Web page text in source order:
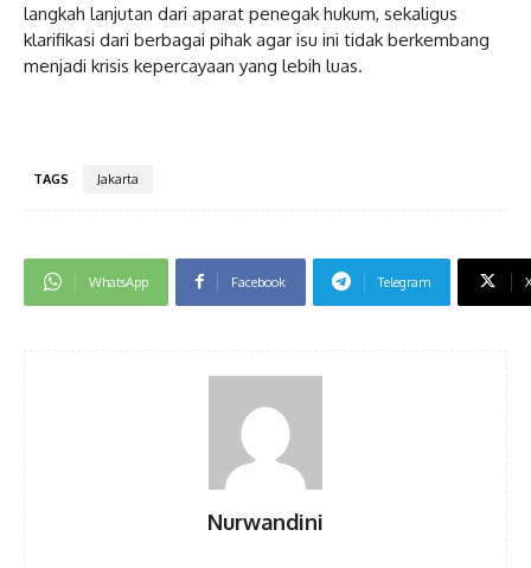
langkah lanjutan dari aparat penegak hukum, sekaligus
klarifikasi dari berbagai pihak agar isu ini tidak berkembang
menjadi krisis kepercayaan yang lebih luas.
TAGS Jakarta
WhatsApp Facebook Telegram
Nurwandini